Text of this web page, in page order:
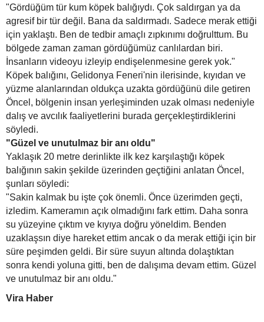
"Gördüğüm tür kum köpek balığıydı. Çok saldırgan ya da
agresif bir tür değil. Bana da saldırmadı. Sadece merak ettiği
için yaklaştı. Ben de tedbir amaçlı zıpkınımı doğrulttum. Bu
bölgede zaman zaman gördüğümüz canlılardan biri.
İnsanların videoyu izleyip endişelenmesine gerek yok."
Köpek balığını, Gelidonya Feneri'nin ilerisinde, kıyıdan ve
yüzme alanlarından oldukça uzakta gördüğünü dile getiren
Öncel, bölgenin insan yerleşiminden uzak olması nedeniyle
dalış ve avcılık faaliyetlerini burada gerçekleştirdiklerini
söyledi.
"Güzel ve unutulmaz bir anı oldu"
Yaklaşık 20 metre derinlikte ilk kez karşılaştığı köpek
balığının sakin şekilde üzerinden geçtiğini anlatan Öncel,
şunları söyledi:
"Sakin kalmak bu işte çok önemli. Önce üzerimden geçti,
izledim. Kameramın açık olmadığını fark ettim. Daha sonra
su yüzeyine çıktım ve kıyıya doğru yöneldim. Benden
uzaklaşsın diye hareket ettim ancak o da merak ettiği için bir
süre peşimden geldi. Bir süre suyun altında dolaştıktan
sonra kendi yoluna gitti, ben de dalışıma devam ettim. Güzel
ve unutulmaz bir anı oldu."
Vira Haber